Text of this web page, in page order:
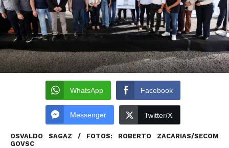
WhatsApp Facebook
Messenger Twitter/X
OSVALDO SAGAZ / FOTOS: ROBERTO ZACARIAS/SECOM
GOVSC